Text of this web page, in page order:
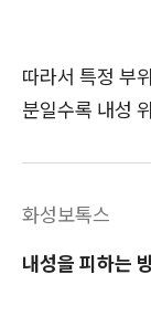
따라서 특정 부
분일수록 내성
화성보톡스
내성을 피하는